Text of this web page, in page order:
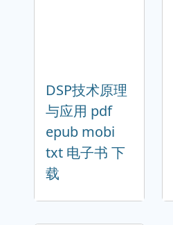
DSP技术原理
与应用 pdf
epub mobi
txt 电子书 下
载